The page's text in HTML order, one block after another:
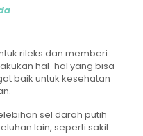
rileks dan memberi
hal-hal yang bisa
baik untuk kesehatan
sel darah putih
lain, seperti sakit